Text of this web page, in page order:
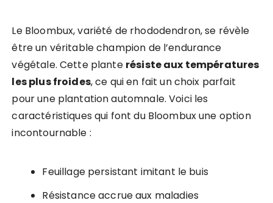
Le Bloombux, variété de rhododendron, se révèle
être un véritable champion de l’endurance
végétale. Cette plante résiste aux températures
les plus froides, ce qui en fait un choix parfait
pour une plantation automnale. Voici les
caractéristiques qui font du Bloombux une option
incontournable :
Feuillage persistant imitant le buis
Résistance accrue aux maladies